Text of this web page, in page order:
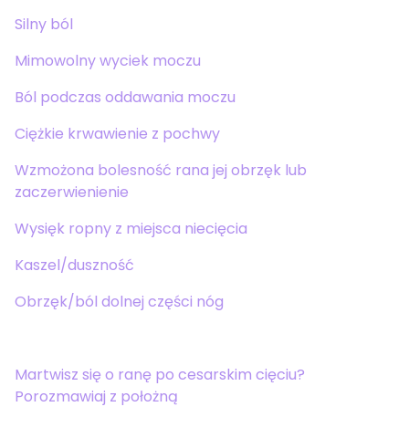
Silny ból
Mimowolny wyciek moczu
Ból podczas oddawania moczu
Ciężkie krwawienie z pochwy
Wzmożona bolesność rana jej obrzęk lub
zaczerwienienie
Wysięk ropny z miejsca niecięcia
Kaszel/duszność
Obrzęk/ból dolnej części nóg
Martwisz się o ranę po cesarskim cięciu?
Porozmawiaj z położną